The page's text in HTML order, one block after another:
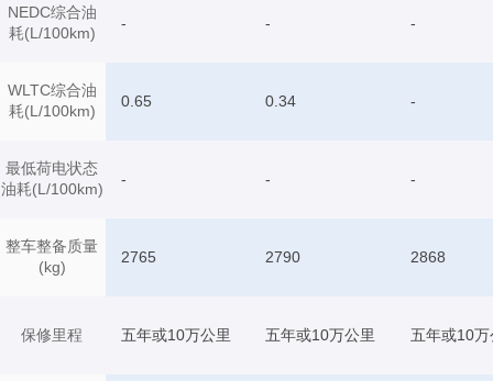
NEDC综合油
耗(L/100km)
WLTC综合油
耗(L/100km)
最低荷电状态
油耗(L/100km)
整车整备质量
(kg)
保修里程
- - -
0.65 0.34 -
- - -
2765 2790 2868
五年或10万公里 五年或10万公里 五年或10万